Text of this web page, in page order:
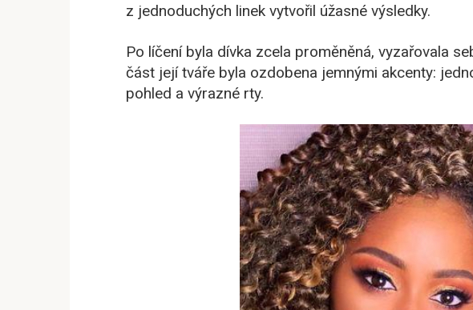
z jednoduchých linek vytvořil úžasné výsledky.
Po líčení byla dívka zcela proměněná, vyzařovala
část její tváře byla ozdobena jemnými akcenty:
pohled a výrazné rty.